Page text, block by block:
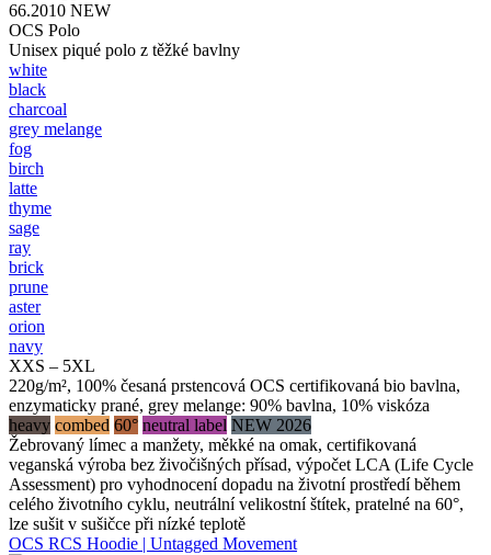
66.2010 NEW
OCS Polo
Unisex piqué polo z těžké bavlny
white
black
charcoal
grey melange
fog
birch
latte
thyme
sage
ray
brick
prune
aster
orion
navy
XXS – 5XL
220g/m², 100% česaná prstencová OCS certifikovaná bio bavlna,
enzymaticky prané, grey melange: 90% bavlna, 10% viskóza
heavy combed 60° neutral label NEW 2026
Žebrovaný límec a manžety, měkké na omak, certifikovaná
veganská výroba bez živočišných přísad, výpočet LCA (Life Cycle
Assessment) pro vyhodnocení dopadu na životní prostředí během
celého životního cyklu, neutrální velikostní štítek, pratelné na 60°,
lze sušit v sušičce při nízké teplotě
OCS RCS Hoodie | Untagged Movement